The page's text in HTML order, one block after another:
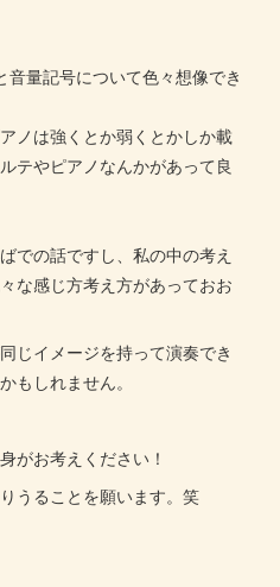
量記号について色々想像でき
ノは強くとか弱くとかしか載
テやピアノなんかがあって良
での話ですし、私の中の考え
な感じ方考え方があっておお
じイメージを持って演奏でき
もしれません。
がお考えください！
うることを願います。笑